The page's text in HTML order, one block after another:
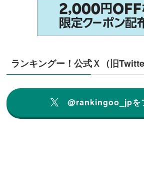
ランキングー！公式Ｘ（旧
@rankingoo_jpを